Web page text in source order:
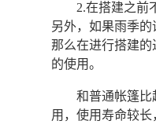
2.在搭建之前
另外，如果雨季
那么在进行搭建
的使用。
和普通帐篷比
用，使用寿命较